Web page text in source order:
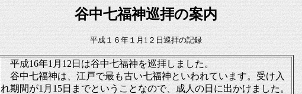
谷中七福神巡拝の案内
平成１６年１月1２日巡拝の記録
平成16年1月12日は谷中七福神を巡拝しました。
谷中七福神は、江戸で最も古い七福神といわれています。受け入
れ期間が1月15日までということなので、成人の日に出かけました。